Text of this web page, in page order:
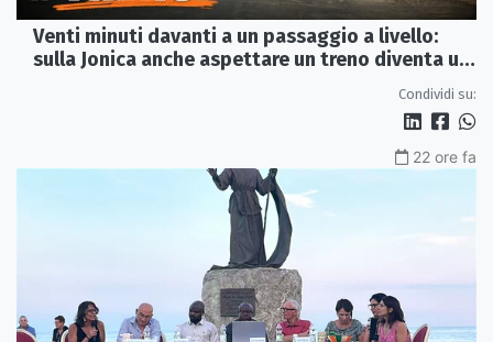
Venti minuti davanti a un passaggio a livello:
sulla Jonica anche aspettare un treno diventa un
Condividi su:
22 ore fa